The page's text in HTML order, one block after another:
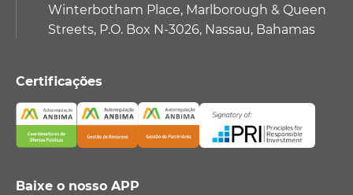
Winterbotham Place, Marlborough & Queen
Streets, P.O. Box N-3026, Nassau, Bahamas
Certificações
Baixe o nosso APP